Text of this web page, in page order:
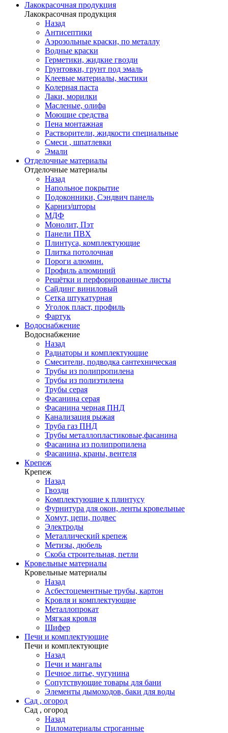
Лакокрасочная продукция
Лакокрасочная продукция
Назад
Антисептики
Аэрозольные краски, по металлу
Водные краски
Герметики, жидкие гвозди
Грунтовки, грунт под эмаль
Клеевые материалы, мастики
Колерная паста
Лаки, морилки
Масленые, олифа
Моющие средства
Пена монтажная
Растворители, жидкости специальные
Смеси , шпатлевки
Эмали
Отделочные материалы
Отделочные материалы
Назад
Напольное покрытие
Подоконники, Сэндвич панель
Карниз/шторы
МДФ
Монолит, Пэт
Панели ПВХ
Плинтуса, комплектующие
Плитка потолочная
Пороги алюмин.
Профиль алюминий
Решётки и перфорированные листы
Сайдинг виниловый
Сетка штукатурная
Уголок пласт, профиль
Фартук
Водоснабжение
Водоснабжение
Назад
Радиаторы и комплектующие
Смесители, подводка сантехническая
Трубы из полипропилена
Трубы из полиэтилена
Трубы серая
Фасанина серая
Фасанина черная ПНД
Канализация рыжая
Труба газ ПНД
Трубы металлопластиковые,фасанина
Фасанина из полипропилена
Фасанина, краны, вентеля
Крепеж
Крепеж
Назад
Гвозди
Комплектующие к плинтусу
Фурнитура для окон, ленты кровельные
Хомут, цепи, подвес
Электроды
Металлический крепеж
Метизы, дюбель
Скоба строительная, петли
Кровельные материалы
Кровельные материалы
Назад
Асбестоцементные трубы, картон
Кровля и комплектующие
Металлопрокат
Мягкая кровля
Шифер
Печи и комплектующие
Печи и комплектующие
Назад
Печи и мангалы
Печное литье, чугунина
Сопутствующие товары для бани
Элементы дымоходов, баки для воды
Сад , огород
Сад , огород
Назад
Пиломатериалы строганные